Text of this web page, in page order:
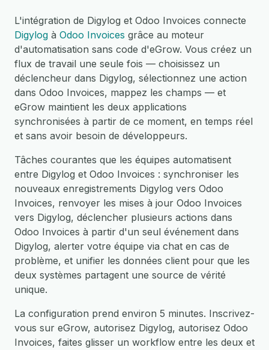
L'intégration de Digylog et Odoo Invoices connecte
Digylog à Odoo Invoices grâce au moteur
d'automatisation sans code d'eGrow. Vous créez un
flux de travail une seule fois — choisissez un
déclencheur dans Digylog, sélectionnez une action
dans Odoo Invoices, mappez les champs — et
eGrow maintient les deux applications
synchronisées à partir de ce moment, en temps réel
et sans avoir besoin de développeurs.
Tâches courantes que les équipes automatisent
entre Digylog et Odoo Invoices : synchroniser les
nouveaux enregistrements Digylog vers Odoo
Invoices, renvoyer les mises à jour Odoo Invoices
vers Digylog, déclencher plusieurs actions dans
Odoo Invoices à partir d'un seul événement dans
Digylog, alerter votre équipe via chat en cas de
problème, et unifier les données client pour que les
deux systèmes partagent une source de vérité
unique.
La configuration prend environ 5 minutes. Inscrivez-
vous sur eGrow, autorisez Digylog, autorisez Odoo
Invoices, faites glisser un workflow entre les deux et